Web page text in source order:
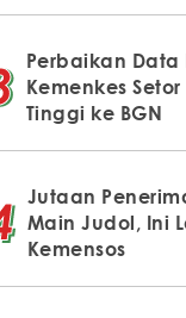
Perbaikan Data
Kemenkes
Tinggi ke BGN
Jutaan
Main Judol, Ini
Kemensos